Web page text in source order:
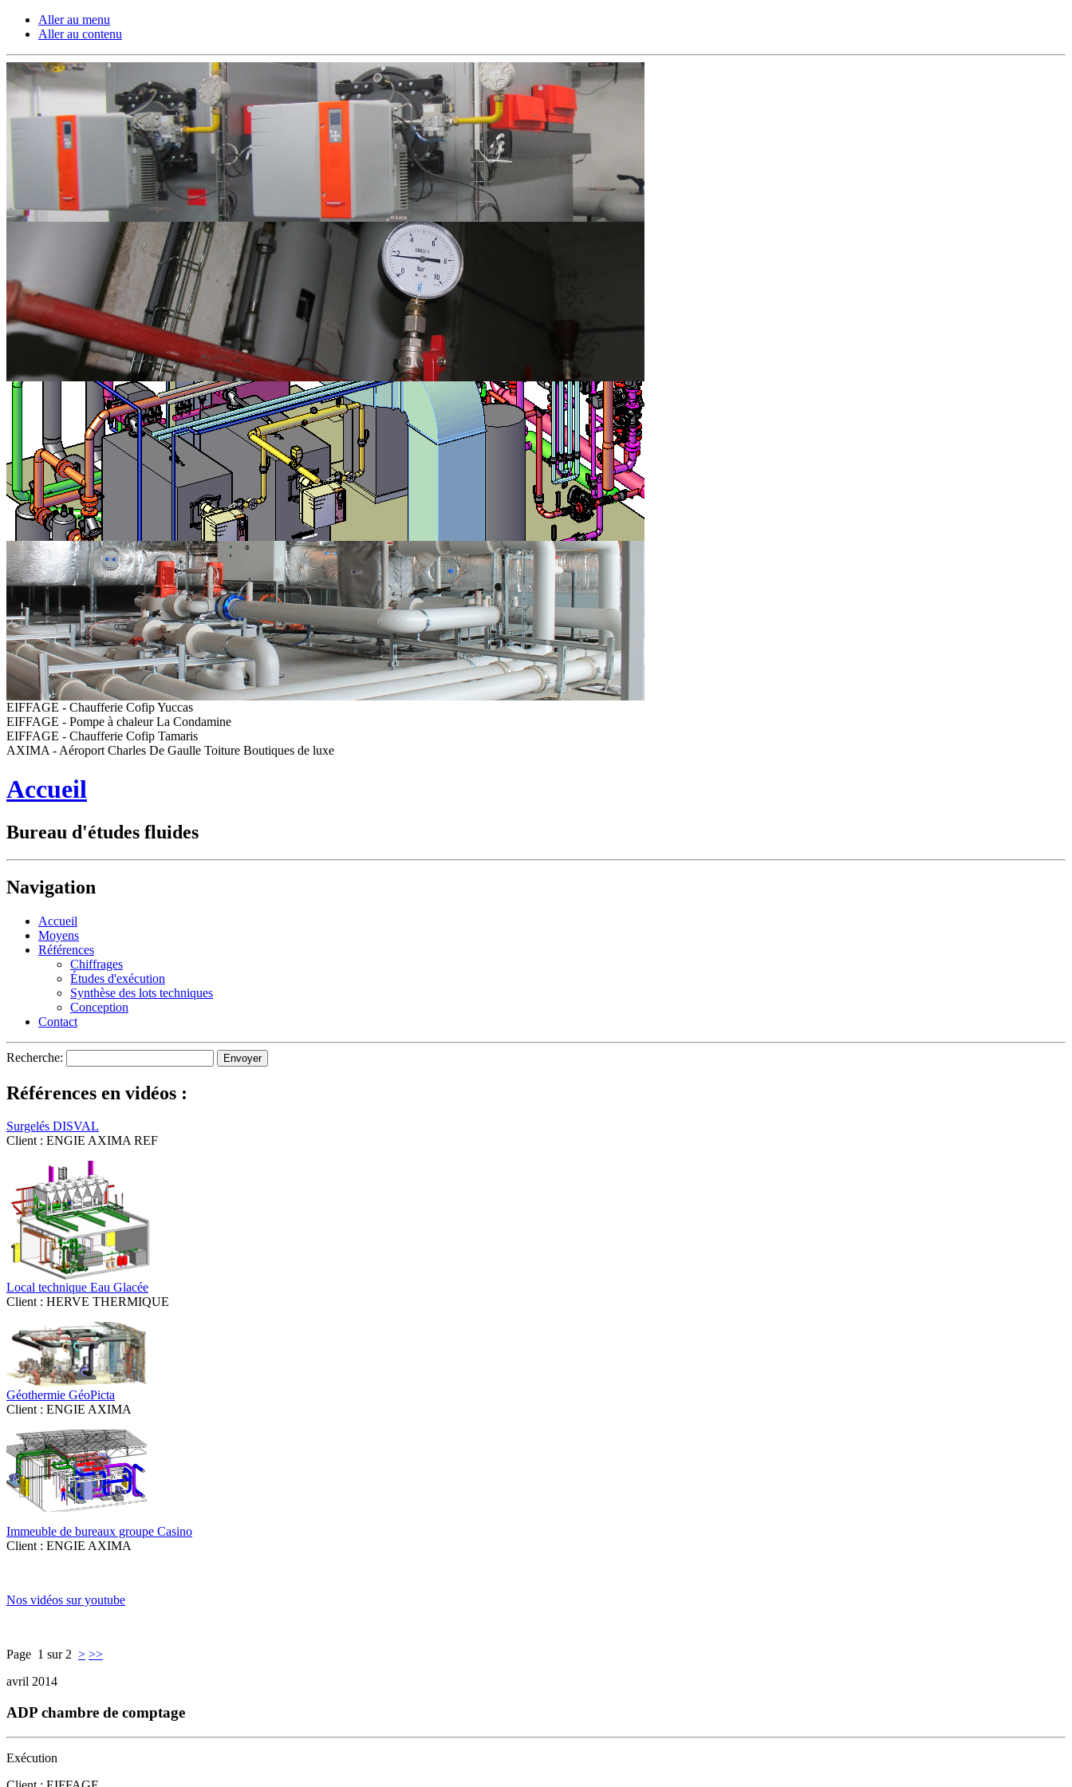
Aller au menu
Aller au contenu
EIFFAGE - Chaufferie Cofip Yuccas
EIFFAGE - Pompe à chaleur La Condamine
EIFFAGE - Chaufferie Cofip Tamaris
AXIMA - Aéroport Charles De Gaulle Toiture Boutiques de luxe
Accueil
Bureau d'études fluides
Navigation
Accueil
Moyens
Références
Chiffrages
Études d'exécution
Synthèse des lots techniques
Conception
Contact
Recherche:
Références en vidéos :
Surgelés DISVAL
Client : ENGIE AXIMA REF
Local technique Eau Glacée
Client : HERVE THERMIQUE
Géothermie GéoPicta
Client : ENGIE AXIMA
Immeuble de bureaux groupe Casino
Client : ENGIE AXIMA
Nos vidéos sur youtube
Page 1 sur 2 > >>
avril 2014
ADP chambre de comptage
Exécution